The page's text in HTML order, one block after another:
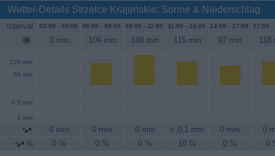
Wetter-Details Strzelce Krajeńskie: Sonne & Niederschlag
Interval 02:00 - 05:00 05:00 - 08:00 08:00 - 11:00 11:00 - 14:00 14:00 - 17:00 17:00 -
0 min 109 min 149 min 115 min 97 min 118
60 min
120 min
0.5 mm
1 mm
0 mm 0 mm 0 mm < 0,1 mm 0 mm
0
%
0 % 0 % 0 % 10 % 0 % 0